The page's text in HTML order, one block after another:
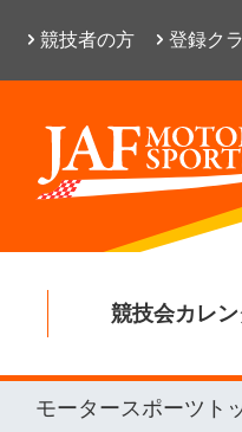
競技者の方 登録ク
競技会カレ
モータースポーツト